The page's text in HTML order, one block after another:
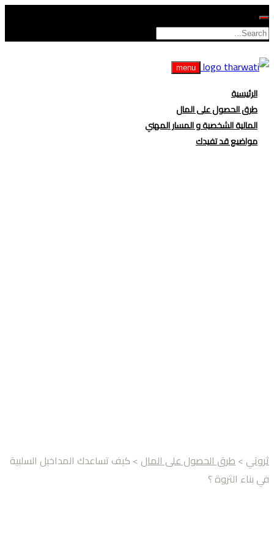
menu
الرئيسية
طرق الحصول على المال
المالية الشخصية و المسار المهني
مواضيع قد تفيدك
ثروتي >طرق الحصول على المال > كيف تساعدك المداخيل السلبية
في بناء الثروة ؟